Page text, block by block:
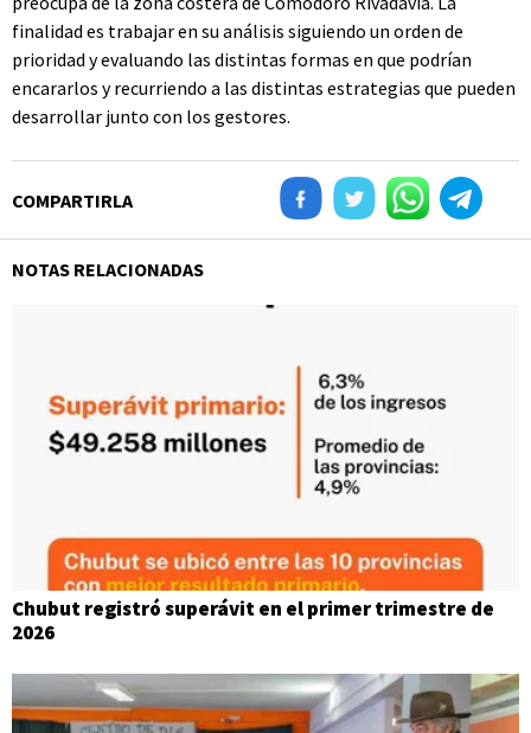
finalidad es trabajar en su análisis siguiendo un orden de
prioridad y evaluando las distintas formas en que podrían
encararlos y recurriendo a las distintas estrategias que pueden
desarrollar junto con los gestores.
COMPARTIRLA
NOTAS RELACIONADAS
Chubut registró superávit en el primer trimestre de
2026